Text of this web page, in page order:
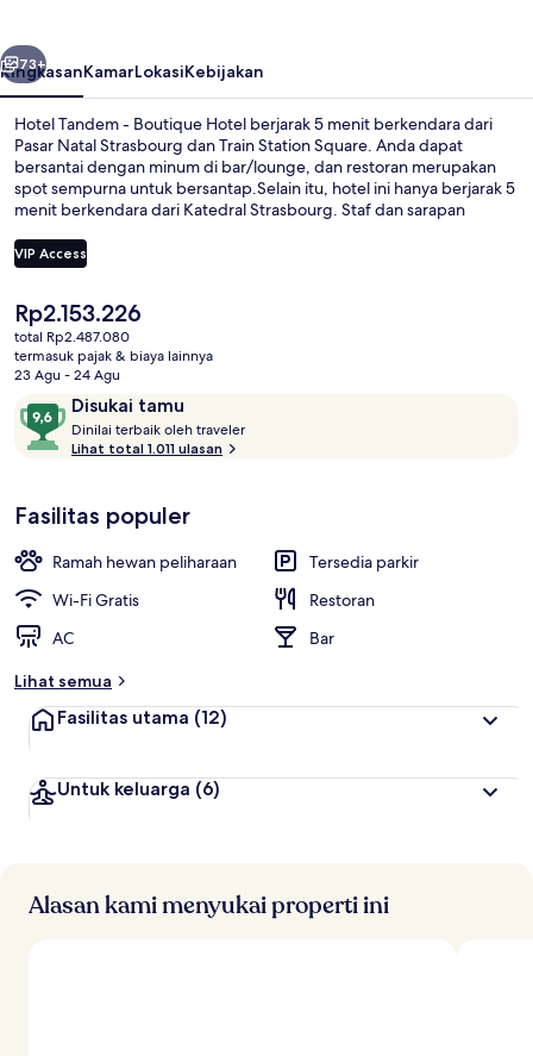
Berikutnya
73+
RingkasanKamarLokasiKebijakan
Hotel Tandem - Boutique Hotel berjarak 5 menit berkendara dari
Pasar Natal Strasbourg dan Train Station Square. Anda dapat
bersantai dengan minum di bar/lounge, dan restoran merupakan
spot sempurna untuk bersantap.Selain itu, hotel ini hanya berjarak 5
menit berkendara dari Katedral Strasbourg. Staf dan sarapan
ditempuh dengan berjalan kaki dari transportasi umum: Stasiun
Trem Gare Centrale hanya beberapa langkah dan Stasiun Trem
VIP Access
Harga
saat
ini
Rp2.153.226
Rp2.153.226
total Rp2.487.080
termasuk pajak & biaya lainnya
23 Agu - 24 Agu
Ulasan Disukai tamu
9,6
dari
10,
tamu
Dinilai terbaik oleh traveler
i
r
a
Lihat total 1.011 ulasan
Fasilitas populer
Ramah hewan peliharaan
Tersedia parkir
Wi-Fi Gratis
Restoran
AC
Bar
Lihat semua
Fasilitas utama (12)
Untuk keluarga (6)
Alasan kami menyukai properti ini